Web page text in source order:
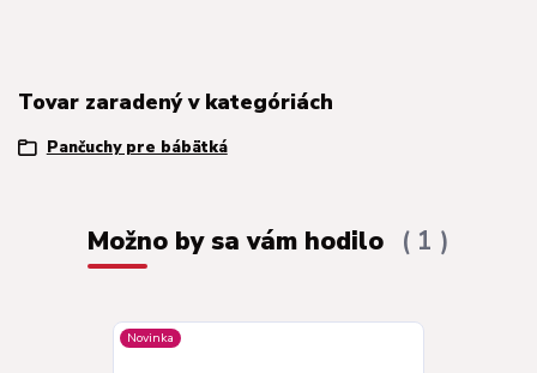
Tovar zaradený v kategóriách
Pančuchy pre bábätká
Možno by sa vám hodilo 1
Novinka